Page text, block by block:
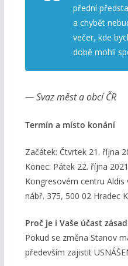
přední
a chybět
večer, kde
době mohli
— Svaz měst a obcí ČR
Termín a místo konání
Začátek: Čtvrtek 21. října
Konec: Pátek 22. října
Kongresovém centru Aldis
nábř. 375, 500 02 Hradec
Proč je i Vaše účast
Pokud se změna Stanov
především zajistit